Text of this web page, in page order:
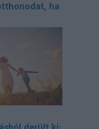
ha